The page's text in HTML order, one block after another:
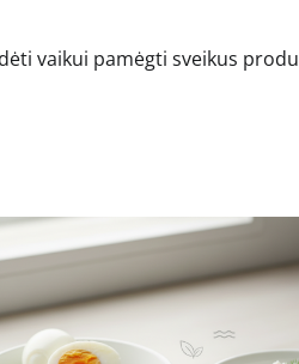
vaikui pamėgti sveikus